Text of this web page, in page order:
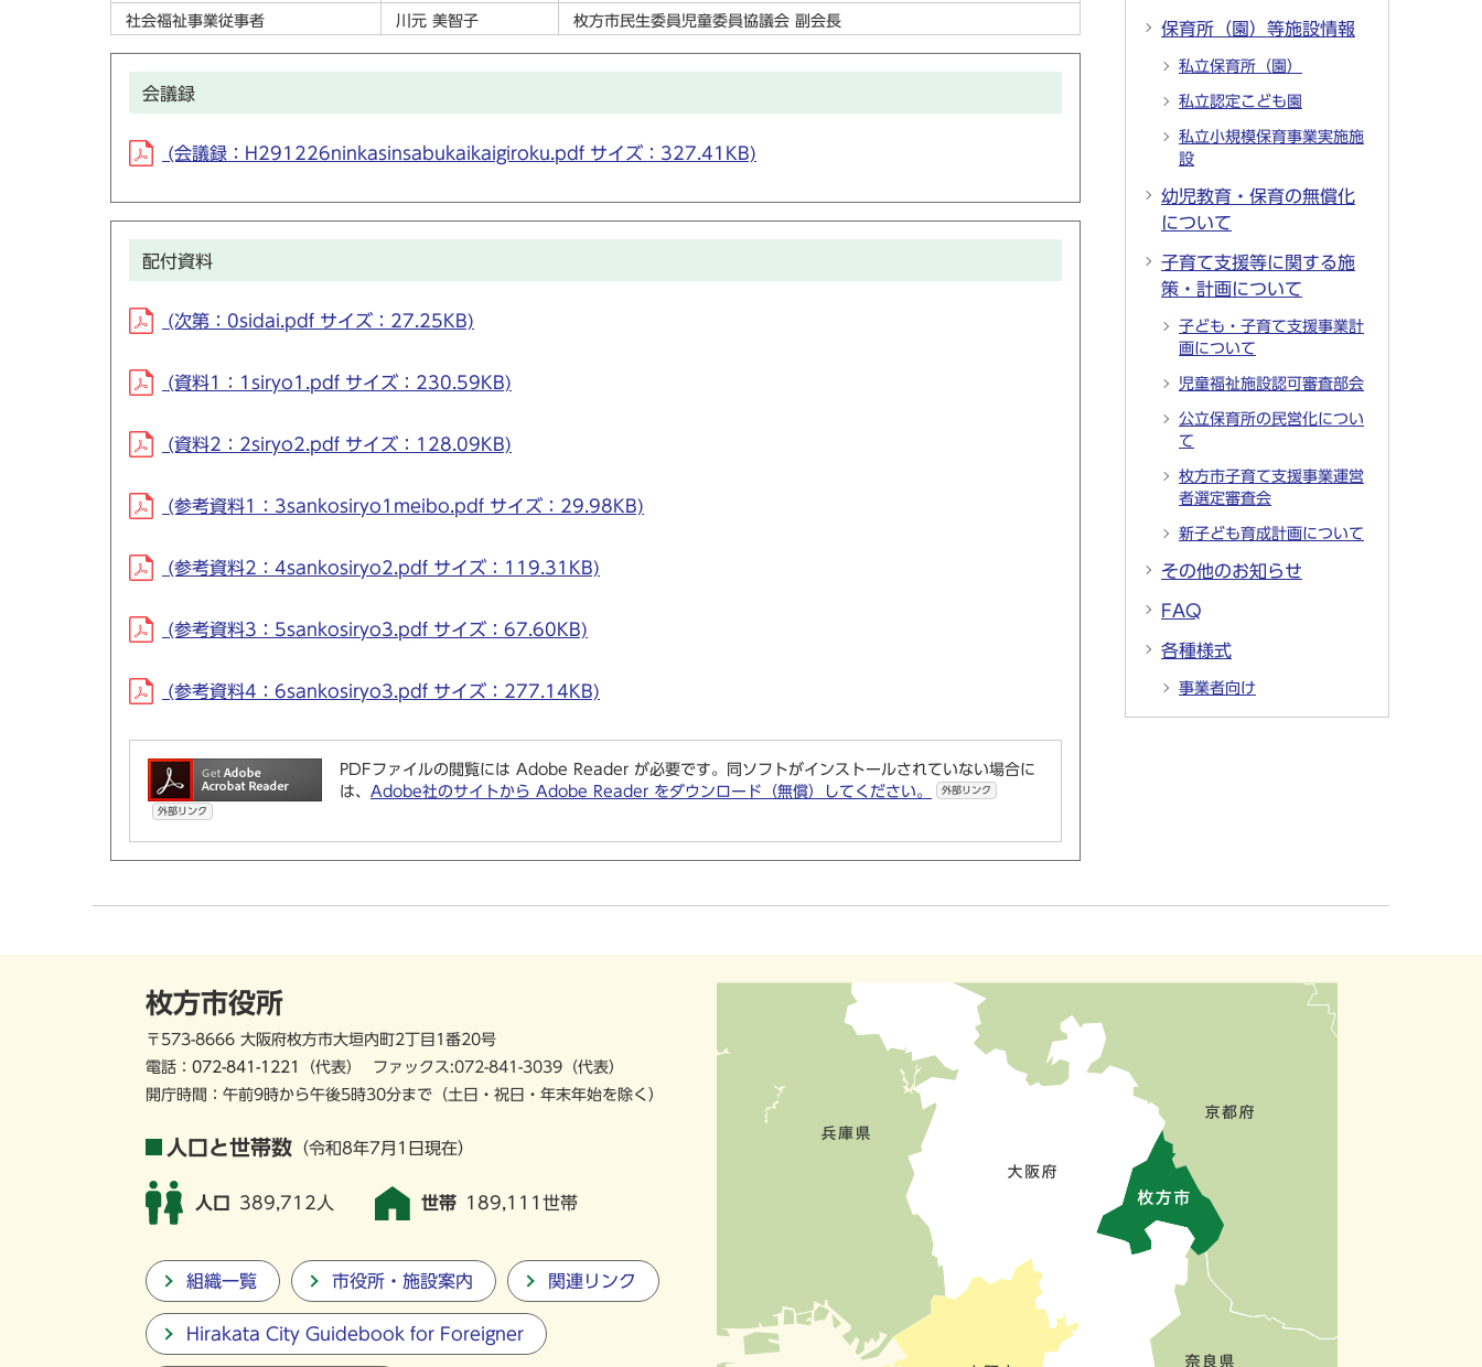
社会福祉事業従事者 川元 美智子 枚方市民生委員児童委員協議会 副会長
会議録
(会議録：H291226ninkasinsabukaikaigiroku.pdf サイズ：327.41KB)
配付資料
(次第：0sidai.pdf サイズ：27.25KB)
(資料1：1siryo1.pdf サイズ：230.59KB)
(資料2：2siryo2.pdf サイズ：128.09KB)
(参考資料1：3sankosiryo1meibo.pdf サイズ：29.98KB)
(参考資料2：4sankosiryo2.pdf サイズ：119.31KB)
(参考資料3：5sankosiryo3.pdf サイズ：67.60KB)
(参考資料4：6sankosiryo3.pdf サイズ：277.14KB)
外部リンク
PDFファイルの閲覧には Adobe Reader が必要です。同ソフトがインストールされていない場合に
は、 Adobe社のサイトから Adobe Reader をダウンロード（無償）してください。 外部リンク
保育所（園）等施設情報
私立保育所（園）
私立認定こども園
私立小規模保育事業実施施
設
幼児教育・保育の無償化
について
子育て支援等に関する施
策・計画について
子ども・子育て支援事業計
画について
児童福祉施設認可審査部会
公立保育所の民営化につい
て
枚方市子育て支援事業運営
者選定審査会
新子ども育成計画について
その他のお知らせ
FAQ
各種様式
事業者向け
枚方市役所
〒573-8666 大阪府枚方市大垣内町2丁目1番20号
電話： 072-841-1221 （代表） ファックス:072-841-3039（代表）
開庁時間：午前9時から午後5時30分まで （土日・祝日・年末年始を除く）
人口と世帯数 （令和8年7月1日現在）
人口 389,712人 世帯 189,111世帯
組織一覧 市役所・施設案内 関連リンク
Hirakata City Guidebook for Foreigner